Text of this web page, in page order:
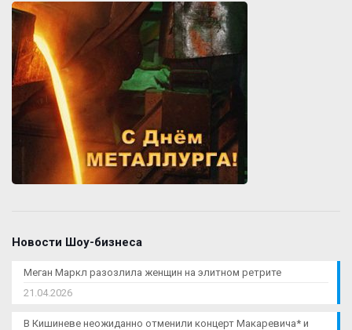
Новости Шоу-бизнеса
Меган Маркл разозлила женщин на элитном ретрите
21.04.2026
В Кишиневе неожиданно отменили концерт Макаревича* и